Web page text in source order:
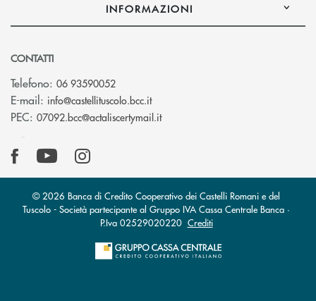
INFORMAZIONI
CONTATTI
Telefono: 06 93590052
E-mail: info@castellituscolo.bcc.it(si apre l’app di posta elettronica)
PEC: 07092.bcc@actaliscertymail.it(si apre l’app di posta
© 2026 Banca di Credito Cooperativo dei Castelli Romani e del
Tuscolo - Società partecipante al Gruppo IVA Cassa Centrale Banca ·
P.Iva 02529020220 Crediti